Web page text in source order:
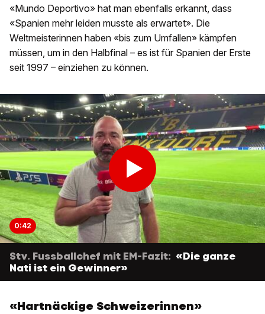
«Mundo Deportivo» hat man ebenfalls erkannt, dass
«Spanien mehr leiden musste als erwartet». Die
Weltmeisterinnen haben «bis zum Umfallen» kämpfen
müssen, um in den Halbfinal – es ist für Spanien der Erste
seit 1997 – einziehen zu können.
0:42
Stv. Fussballchef mit EM-Fazit: «Die ganze
Nati ist ein Gewinner»
«Hartnäckige Schweizerinnen»